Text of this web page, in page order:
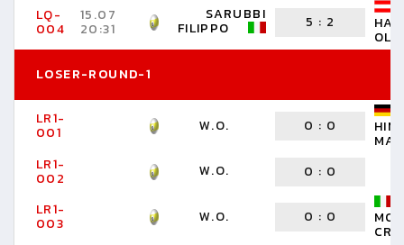
LQ-
004
15.07
20:31
SARUBBI
FILIPPO 5 : 2
LOSER-ROUND-1
LR1-
001 W.O. 0 : 0
LR1-
002 W.O. 0 : 0
LR1-
003 W.O. 0 : 0